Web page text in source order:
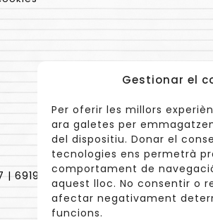
Gestionar el
Per oferir les millors
ara galetes per
del dispositiu. Donar el
tecnologies ens permetrà
comportament de
aquest lloc. No consentir o
afectar negativament
funcions.
| 691967537